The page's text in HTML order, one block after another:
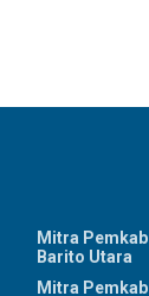
Mitra Pemkab
Barito Utara
Mitra Pemkab